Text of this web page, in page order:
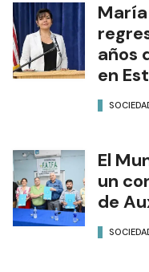
años
en
El
un
de